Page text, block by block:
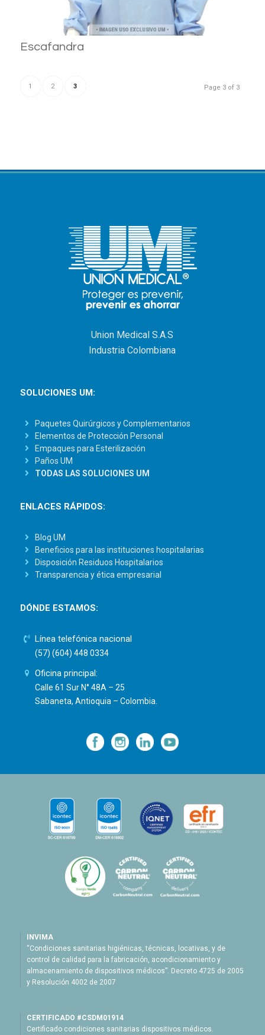
Escafandra
Page 3 of 3
1 2 3
Union Medical S.A.S
Industria Colombiana
SOLUCIONES UM:
Paquetes Quirúrgicos y Complementarios
Elementos de Protección Personal
Empaques para Esterilización
Paños UM
TODAS LAS SOLUCIONES UM
ENLACES RÁPIDOS:
Blog UM
Beneficios para las instituciones hospitalarias
Disposición Residuos Hospitalarios
Transparencia y ética empresarial
DÓNDE ESTAMOS:
Línea telefónica nacional
(57) (604) 448 0334
Oficina principal:
Calle 61 Sur N° 48A – 25
Sabaneta, Antioquia – Colombia.
— — —
INVIMA
“Condiciones sanitarias higiénicas, técnicas, locativas, y de
control de calidad para la fabricación, acondicionamiento y
almacenamiento de dispositivos médicos”. Decreto 4725 de 2005
y Resolución 4002 de 2007
CERTIFICADO #CSDM01914
Certificado condiciones sanitarias dispositivos médicos.